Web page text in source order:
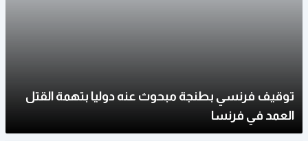
توقيف فرنسي بطنجة مبحوث عنه دوليا بتهمة القتل
العمد في فرنسا